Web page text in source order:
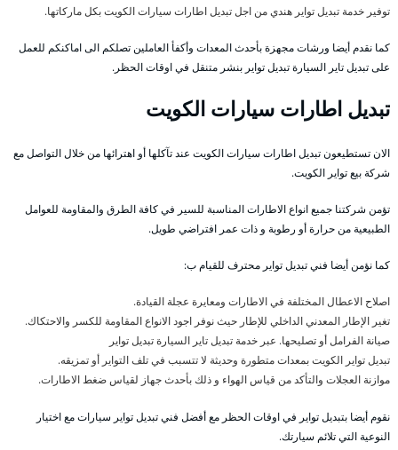
توفير خدمة تبديل تواير هندي من اجل تبديل اطارات سيارات الكويت بكل ماركاتها.
كما نقدم أيضا ورشات مجهزة بأحدث المعدات وأكفأ العاملين تصلكم الى اماكنكم للعمل
على تبديل تاير السيارة تبديل تواير بنشر متنقل في اوقات الحظر.
تبديل اطارات سيارات الكويت
الان تستطيعون تبديل اطارات سيارات الكويت عند تآكلها أو اهترائها من خلال التواصل مع
شركة بيع تواير الكويت.
تؤمن شركتنا جميع انواع الاطارات المناسبة للسير في كافة الطرق والمقاومة للعوامل
الطبيعية من حرارة أو رطوبة و ذات عمر افتراضي طويل.
كما نؤمن أيضا فني تبديل تواير محترف للقيام ب:
اصلاح الاعطال المختلفة في الاطارات ومعايرة عجلة القيادة.
تغير الإطار المعدني الداخلي للإطار حيث نوفر اجود الانواع المقاومة للكسر والاحتكاك.
صيانة الفرامل أو تصليحها. عبر خدمة تبديل تاير السيارة تبديل تواير
تبديل تواير الكويت بمعدات متطورة وحديثة لا تتسبب في تلف التواير أو تمزيقه.
موازنة العجلات والتأكد من قياس الهواء و ذلك بأحدث جهاز لقياس ضغط الاطارات.
نقوم أيضا بتبديل تواير في اوقات الحظر مع أفضل فني تبديل تواير سيارات مع اختيار
النوعية التي تلائم سيارتك.